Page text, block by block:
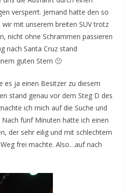
versperrt. Jemand hatte den so
wir mit unserem breiten SUV trotz
nicht ohne Schrammen passieren
nach Santa Cruz stand
guten Stern 🙁
es ja einen Besitzer zu diesem
stand genau vor dem Steg D des
ich mich auf die Suche und
fünf Minuten hatte ich einen
der sehr eilig und mit schlechtem
frei machte. Also…auf nach